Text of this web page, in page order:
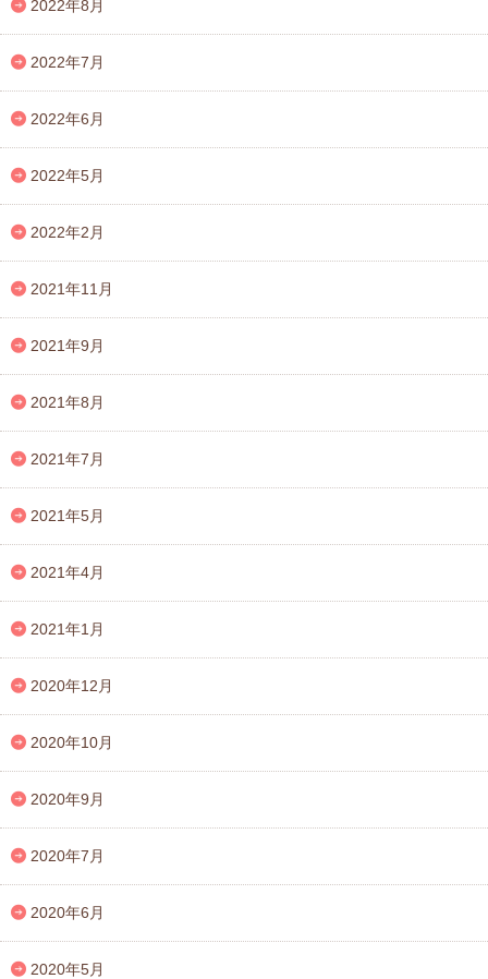
2022年8月
2022年7月
2022年6月
2022年5月
2022年2月
2021年11月
2021年9月
2021年8月
2021年7月
2021年5月
2021年4月
2021年1月
2020年12月
2020年10月
2020年9月
2020年7月
2020年6月
2020年5月